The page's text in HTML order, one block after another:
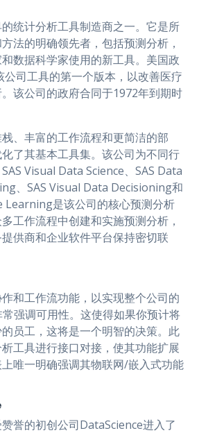
统计分析工具制造商之一。它是所
法的明确领先者，包括预测分析，
数据科学家使用的新工具。美国政
司工具的第一个版本，以改善医疗
该公司的政府合同于1972年到期时
、丰富的工作流程和更简洁的部
了其基本工具集。该公司为不同行
Visual Data Science、SAS Data
、SAS Visual Data Decisioning和
Learning是该公司的核心预测分析
工作流程中创建和实施预测分析，
供商和企业软件平台保持密切联
和工作流功能，以实现整个公司的
强调可用性。这使得如果你预计将
员工，这将是一个明智的决策。此
工具进行接口对接，使其功能扩展
唯一明确强调其物联网/嵌入式功能
誉的初创公司DataScience进入了